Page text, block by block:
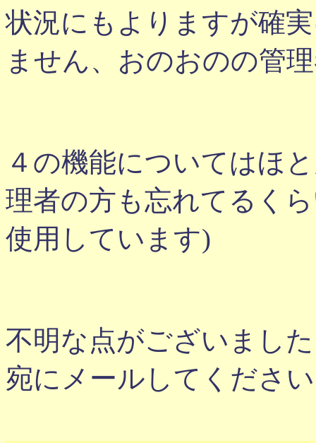
状況にもよりますが確
ません、おのおのの管
４の機能についてはほ
理者の方も忘れてるく
使用しています)
不明な点がございまし
宛にメールしてくださ